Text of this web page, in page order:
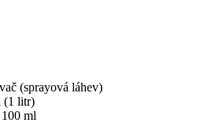
(sprayová láhev)
(1 litr)
ml